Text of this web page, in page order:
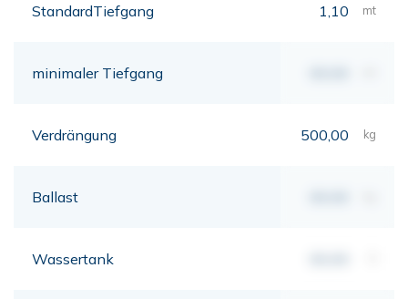
StandardTiefgang 1,10 mt
minimaler Tiefgang
Verdrängung 500,00 kg
Ballast
Wassertank